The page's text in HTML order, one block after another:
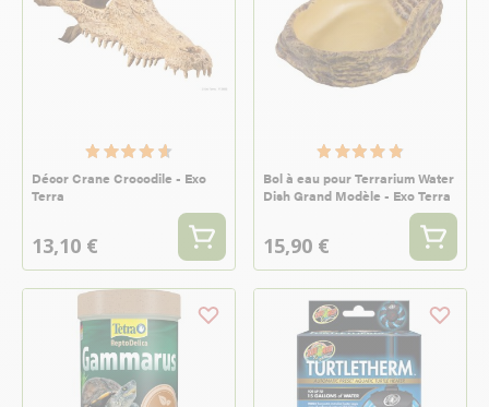
Décor Crane Crocodile - Exo
Terra
13,10 €
Bol à eau pour Terrarium Water
Dish Grand Modèle - Exo Terra
15,90 €